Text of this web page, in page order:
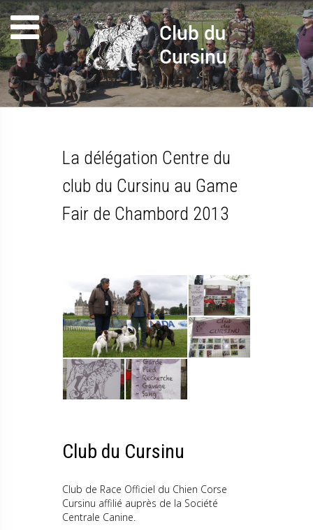
La délégation Centre du
club du Cursinu au Game
Fair de Chambord 2013
Club du Cursinu
Club de Race Officiel du Chien Corse
Cursinu affilié auprès de la Société
Centrale Canine.